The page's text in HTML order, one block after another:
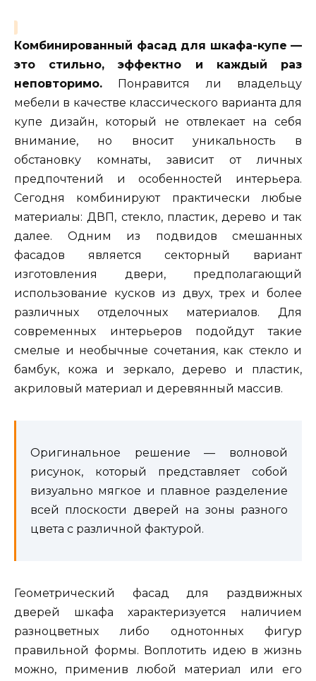
Комбинированный фасад для шкафа-купе —
это стильно, эффектно и каждый раз
неповторимо. Понравится ли владельцу
мебели в качестве классического варианта для
купе дизайн, который не отвлекает на себя
внимание, но вносит уникальность в
обстановку комнаты, зависит от личных
предпочтений и особенностей интерьера.
Сегодня комбинируют практически любые
материалы: ДВП, стекло, пластик, дерево и так
далее. Одним из подвидов смешанных
фасадов является секторный вариант
изготовления двери, предполагающий
использование кусков из двух, трех и более
различных отделочных материалов. Для
современных интерьеров подойдут такие
смелые и необычные сочетания, как стекло и
бамбук, кожа и зеркало, дерево и пластик,
акриловый материал и деревянный массив.
Оригинальное решение — волновой
рисунок, который представляет собой
визуально мягкое и плавное разделение
всей плоскости дверей на зоны разного
цвета с различной фактурой.
Геометрический фасад для раздвижных
дверей шкафа характеризуется наличием
разноцветных либо однотонных фигур
правильной формы. Воплотить идею в жизнь
можно, применив любой материал или его